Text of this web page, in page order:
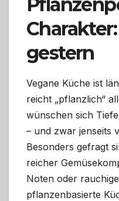
gestern
Vegane Küche ist
reicht „pflanzlich“
wünschen sich
– und zwar jenseits
Besonders gefragt
reicher
Noten oder
pflanzenbasierte